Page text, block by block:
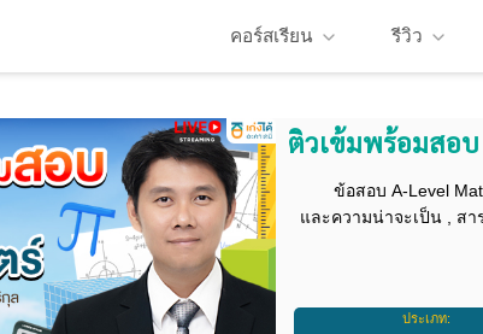
คอร์สเรียน รีวิว
ติวเข้มพร้อมสอ
ข้อสอบ A-Level
และความน่าจะเป็น , ส
ประเภท: